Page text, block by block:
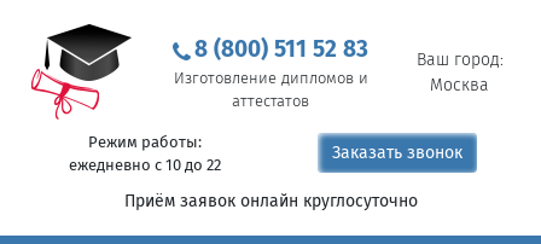
8 (800) 511 52 83
Изготовление дипломов и
аттестатов
Ваш город:
Москва
Режим работы:
ежедневно с 10 до 22
Заказать звонок
Приём заявок онлайн круглосуточно